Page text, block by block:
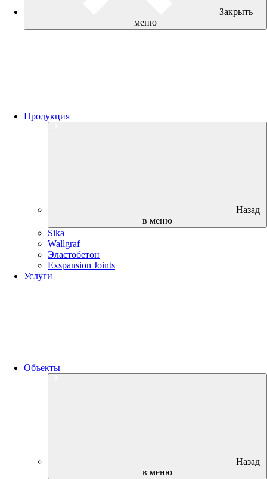
Закрыть
меню
Продукция
Назад
в меню
Sika
Wallgraf
Эластобетон
Exspansion Joints
Услуги
Объекты
Назад
в меню